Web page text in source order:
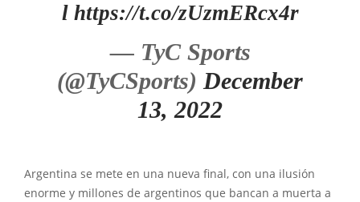
l https://t.co/zUzmERcx4r
— TyC Sports
(@TyCSports) December
13, 2022
Argentina se mete en una nueva final, con una ilusión
enorme y millones de argentinos que bancan a muerta a